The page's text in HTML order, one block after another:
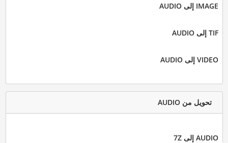
IMAGE إلى AUDIO
TIF إلى AUDIO
VIDEO إلى AUDIO
تحويل من AUDIO
AUDIO إلى 7Z